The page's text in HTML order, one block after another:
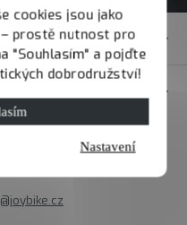
cookies jsou jako
prostě nutnost pro
"Souhlasím" a pojďte
dobrodružství!
Nastavení
@joybike.cz